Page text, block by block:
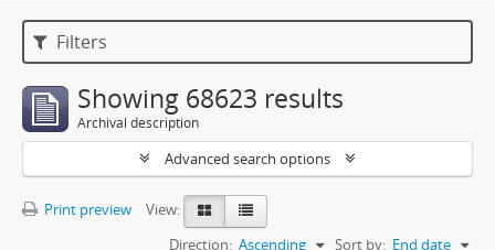
Filters
Showing 68623 results
Archival description
Advanced search options
Print preview
View:
Sort by: End date
Direction: Ascending